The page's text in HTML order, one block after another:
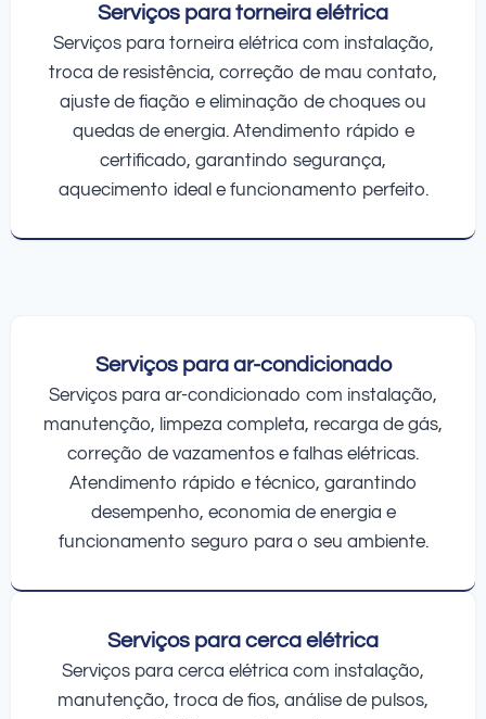
Serviços para torneira elétrica
Serviços para torneira elétrica com instalação,
troca de resistência, correção de mau contato,
ajuste de fiação e eliminação de choques ou
quedas de energia. Atendimento rápido e
certificado, garantindo segurança,
aquecimento ideal e funcionamento perfeito.
Serviços para ar-condicionado
Serviços para ar-condicionado com instalação,
manutenção, limpeza completa, recarga de gás,
correção de vazamentos e falhas elétricas.
Atendimento rápido e técnico, garantindo
desempenho, economia de energia e
funcionamento seguro para o seu ambiente.
Serviços para cerca elétrica
Serviços para cerca elétrica com instalação,
manutenção, troca de fios, análise de pulsos,